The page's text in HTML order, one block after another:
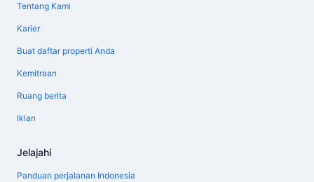
Tentang Kami
Karier
Buat daftar properti Anda
Kemitraan
Ruang berita
Iklan
Jelajahi
Panduan perjalanan Indonesia